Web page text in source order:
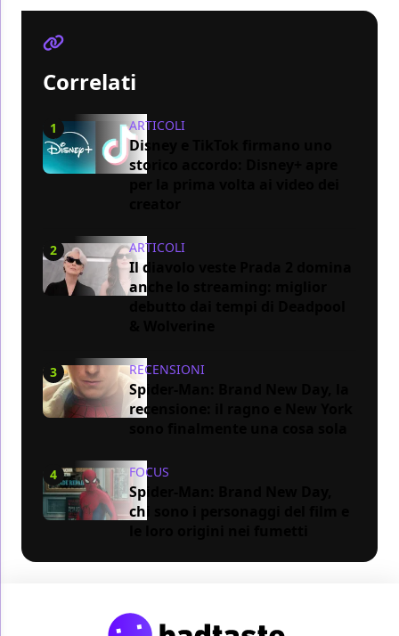
Correlati
1 ARTICOLI
Disney e TikTok firmano uno
storico accordo: Disney+ apre
2 ARTICOLI
Il diavolo veste Prada 2 domina
anche lo streaming: miglior
3 RECENSIONI
Spider-Man: Brand New Day, la
recensione: il ragno e New York
4 FOCUS
Spider-Man: Brand New Day,
chi sono i personaggi del film e